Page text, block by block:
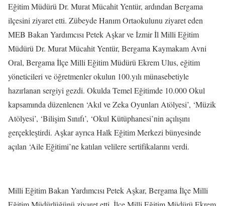
Eğitim Müdürü Dr. Murat Mücahit Yentür, ardından Bergama
ilçesini ziyaret etti. Zübeyde Hanım Ortaokulunu ziyaret eden
MEB Bakan Yardımcısı Petek Aşkar ve İzmir İl Milli Eğitim
Müdürü Dr. Murat Mücahit Yentür, Bergama Kaymakam Avni
Oral, Bergama İlçe Milli Eğitim Müdürü Ekrem Ulus, eğitim
yöneticileri ve öğretmenler okulun 100.yılı münasebetiyle
hazırlanan sergiyi gezdi. Okulda Temel Eğitimde 10.000 Okul
kapsamında düzenlenen ‘Akıl ve Zeka Oyunları Atölyesi’, ‘Müzik
Atölyesi’, ‘Bilişim Sınıfı’, ‘Okul Kütüphanesi’nin açılışını
gerçekleştirdi. Aşkar ayrıca Halk Eğitim Merkezi bünyesinde
açılan ‘Aile Eğitimi’ne katılan velilere sertifikalarını verdi.
Milli Eğitim Bakan Yardımcısı Petek Aşkar, Bergama İlçe Milli